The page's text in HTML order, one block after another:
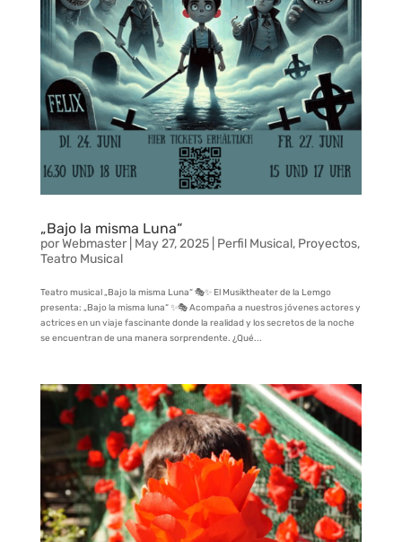
„Bajo la misma Luna“
porWebmaster| May 27, 2025| Perfil Musical, Proyectos,
Teatro Musical
Teatro musical „Bajo la misma Luna“ 🎭✨ El Musiktheater de la Lemgo
presenta: „Bajo la misma luna“ ✨🎭 Acompaña a nuestros jóvenes actores y
actrices en un viaje fascinante donde la realidad y los secretos de la noche
se encuentran de una manera sorprendente. ¿Qué...